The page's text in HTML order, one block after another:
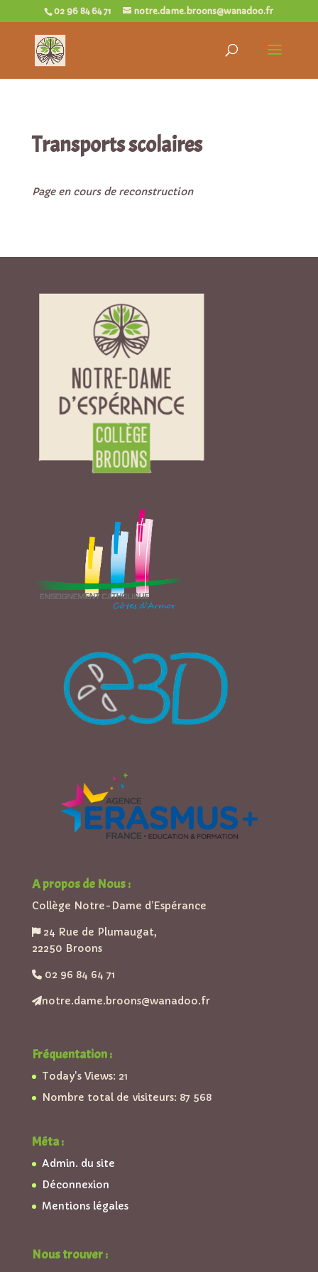
02 96 84 64 71 notre.dame.broons@wanadoo.fr
Transports scolaires
Page en cours de reconstruction
A propos de Nous :
Collège Notre-Dame d’Espérance
24 Rue de Plumaugat,
22250 Broons
02 96 84 64 71
notre.dame.broons@wanadoo.fr
Fréquentation :
Today's Views: 21
Nombre total de visiteurs: 87 568
Méta :
Admin. du site
Déconnexion
Mentions légales
Nous trouver :